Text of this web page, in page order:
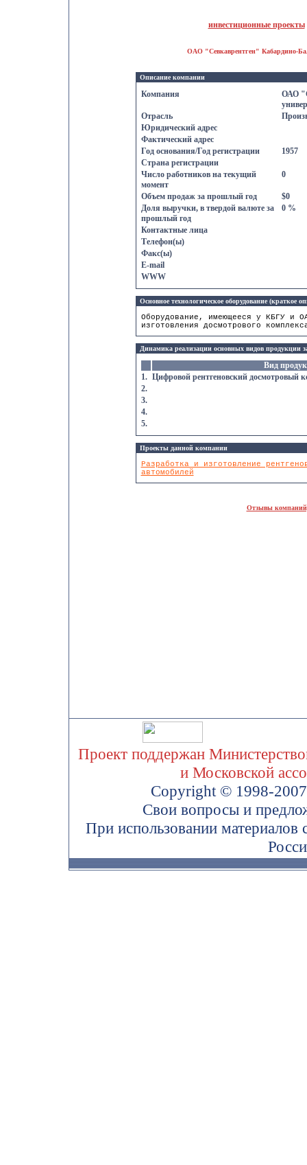
инвестиционные проекты
ОАО "Севкаврентген" Кабардино-
Описание компании
Компания
ОАО
Отрасль
Юридический адрес
Фактический адрес
Год основания/Год регистрации
1957
Страна регистрации
Число работников на текущий
момент
0
Объем продаж за прошлый год
$0
Доля выручки, в твердой валютe за
прошлый год
0 %
Контактные лица
Телефон(ы)
Факс(ы)
E-mail
WWW
Основное технологическое оборудование (краткое
Оборудование, имеющееся у КБГУ и
изготовления досмотрового
Динамика реализации основных видов продукции
Вид
1. Цифровой рентгеновский досмотровый
2.
3.
4.
5.
Проекты данной компании
Разработка и изготовление
автомобилей
Отзывы
Проект поддержан
и Московской
Copyright © 1998-
Свои вопросы и
При использовании